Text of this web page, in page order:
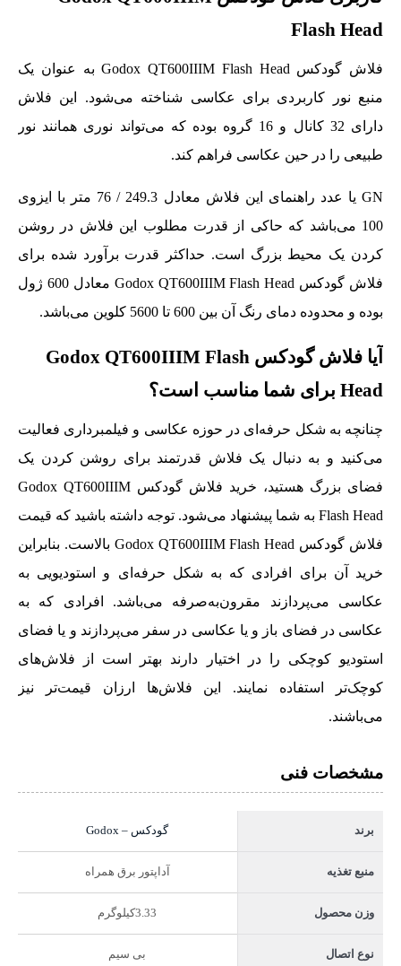
Flash Head
فلاش گودکس Godox QT600IIIM Flash Head به عنوان یک
منبع نور کاربردی برای عکاسی شناخته می‌شود. این فلاش
دارای 32 کانال و 16 گروه بوده که می‌تواند نوری همانند نور
طبیعی را در حین عکاسی فراهم کند.
GN یا عدد راهنمای این فلاش معادل 249.3 / 76 متر با ایزوی
100 می‌باشد که حاکی از قدرت مطلوب این فلاش در روشن
کردن یک محیط بزرگ است. حداکثر قدرت برآورد شده برای
فلاش گودکس Godox QT600IIIM Flash Head معادل 600 ژول
بوده و محدوده دمای رنگ آن بین 600 تا 5600 کلوین می‌باشد.
آیا فلاش گودکس Godox QT600IIIM Flash
Head برای شما مناسب است؟
چنانچه به شکل حرفه‌ای در حوزه عکاسی و فیلمبرداری فعالیت
می‌کنید و به دنبال یک فلاش قدرتمند برای روشن کردن یک
فضای بزرگ هستید، خرید فلاش گودکس Godox QT600IIIM
Flash Head به شما پیشنهاد می‌شود. توجه داشته باشید که قیمت
فلاش گودکس Godox QT600IIIM Flash Head بالاست. بنابراین
خرید آن برای افرادی که به شکل حرفه‌ای و استودیویی به
عکاسی می‌پردازند مقرون‌به‌صرفه می‌باشد. افرادی که به
عکاسی در فضای باز و یا عکاسی در سفر می‌پردازند و یا فضای
استودیو کوچکی را در اختیار دارند بهتر است از فلاش‌های
کوچک‌تر استفاده نمایند. این فلاش‌ها ارزان قیمت‌تر نیز
می‌باشند.
مشخصات فنی
برند گودکس – Godox
منبع تغذیه آداپتور برق همراه
وزن محصول 3.33کیلوگرم
نوع اتصال بی سیم